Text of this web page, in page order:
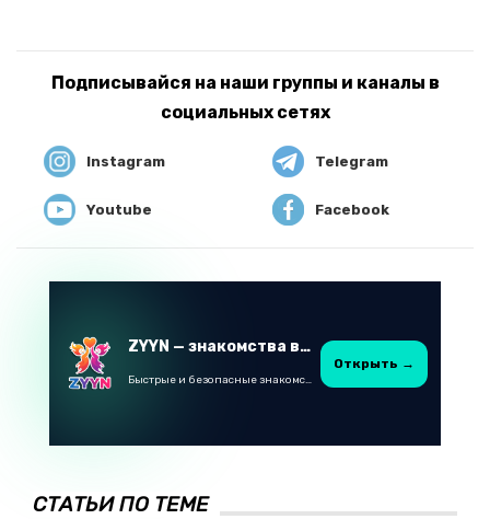
Подписывайся на наши группы и каналы в
социальных сетях
Instagram Telegram
Youtube Facebook
ZYYN — знакомства в Казахстане
Быстрые и безопасные знакомства в Telegram
Открыть →
СТАТЬИ ПО ТЕМЕ